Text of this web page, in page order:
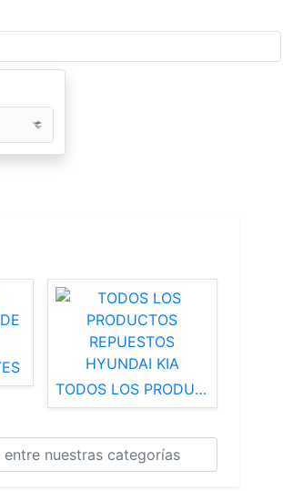
TODOS LOS PRODUCTOS